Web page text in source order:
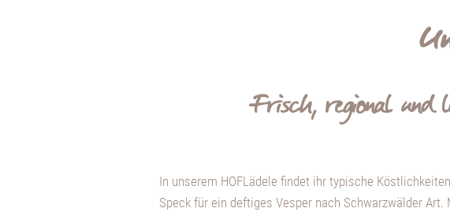
Frisch, regional und
In unserem HOFLädele findet ihr typische
Speck für ein deftiges Vesper nach Schwarzwälder